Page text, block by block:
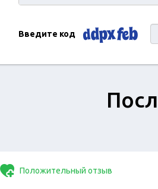
Введите код
Положительный отзыв